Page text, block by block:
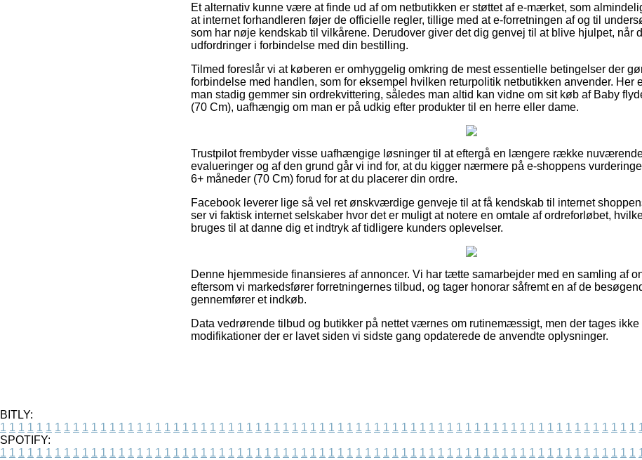
Et alternativ kunne være at finde ud af om netbutikken er støttet af e-mærket, som
at internet forhandleren føjer de officielle regler, tillige med at e-forretningen af og til
som har nøje kendskab til vilkårene. Derudover giver det dig genvej til at blive hjulpet, når
udfordringer i forbindelse med din bestilling.
Tilmed foreslår vi at køberen er omhyggelig omkring de mest essentielle betingelser der
forbindelse med handlen, som for eksempel hvilken returpolitik netbutikken anvender. Her
man stadig gemmer sin ordrekvittering, således man altid kan vidne om sit køb af Baby
(70 Cm), uafhængig om man er på udkig efter produkter til en herre eller dame.
Trustpilot frembyder visse uafhængige løsninger til at eftergå en længere række
evalueringer og af den grund går vi ind for, at du kigger nærmere på e-shoppens
6+ måneder (70 Cm) forud for at du placerer din ordre.
Facebook leverer lige så vel ret ønskværdige genveje til at få kendskab til internet
ser vi faktisk internet selskaber hvor det er muligt at notere en omtale af ordreforløbet,
bruges til at danne dig et indtryk af tidligere kunders oplevelser.
Denne hjemmeside finansieres af annoncer. Vi har tætte samarbejder med en samling af
eftersom vi markedsfører forretningernes tilbud, og tager honorar såfremt en af de
gennemfører et indkøb.
Data vedrørende tilbud og butikker på nettet værnes om rutinemæssigt, men der tages ikke
modifikationer der er lavet siden vi sidste gang opdaterede de anvendte oplysninger.
BITLY:
1 1 1 1 1 1 1 1 1 1 1 1 1 1 1 1 1 1 1 1 1 1 1 1 1 1 1 1 1 1 1 1 1 1 1 1 1 1 1 1 1 1 1 1 1 1 1 1 1 1 1 1 1 1 1 1 1 1 1 1 1 1 1 1 1 1 1 1 1 1
SPOTIFY:
1 1 1 1 1 1 1 1 1 1 1 1 1 1 1 1 1 1 1 1 1 1 1 1 1 1 1 1 1 1 1 1 1 1 1 1 1 1 1 1 1 1 1 1 1 1 1 1 1 1 1 1 1 1 1 1 1 1 1 1 1 1 1 1 1 1 1 1 1 1